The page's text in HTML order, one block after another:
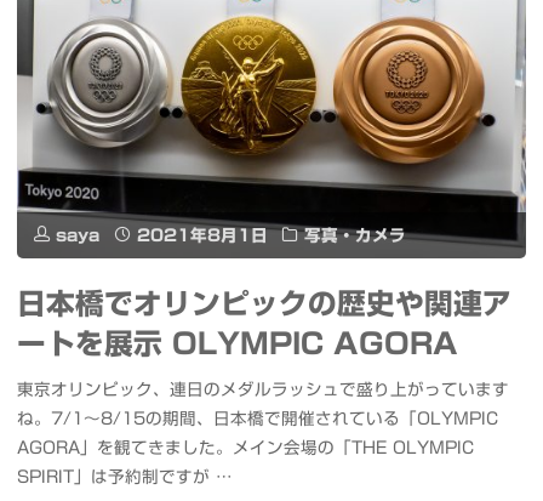
SSD
Seagate
FireCuda
520"
イ
ス
専
門
店
浅
店
浅
saya 2021年8月1日 写真・カメラ
日本橋でオリンピックの歴史や関連ア
ートを展示 OLYMPIC AGORA
東京オリンピック、連日のメダルラッシュで盛り上がっています
ね。7/1〜8/15の期間、日本橋で開催されている「OLYMPIC
AGORA」を観てきました。メイン会場の「THE OLYMPIC
SPIRIT」は予約制ですが …